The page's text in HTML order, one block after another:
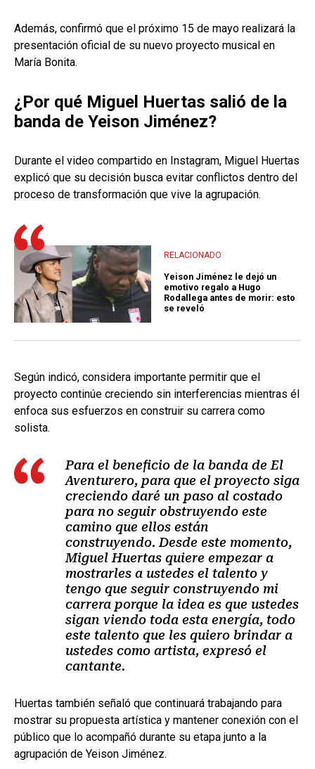
Además, confirmó que el próximo 15 de mayo realizará la
presentación oficial de su nuevo proyecto musical en
María Bonita.
¿Por qué Miguel Huertas salió de la
banda de Yeison Jiménez?
Durante el video compartido en Instagram, Miguel Huertas
explicó que su decisión busca evitar conflictos dentro del
proceso de transformación que vive la agrupación.
RELACIONADO
Yeison Jiménez le dejó un
emotivo regalo a Hugo
Rodallega antes de morir: esto
se reveló
Según indicó, considera importante permitir que el
proyecto continúe creciendo sin interferencias mientras él
enfoca sus esfuerzos en construir su carrera como
solista.
Para el beneficio de la banda de El
Aventurero, para que el proyecto siga
creciendo daré un paso al costado
para no seguir obstruyendo este
camino que ellos están
construyendo. Desde este momento,
Miguel Huertas quiere empezar a
mostrarles a ustedes el talento y
tengo que seguir construyendo mi
carrera porque la idea es que ustedes
sigan viendo toda esta energía, todo
este talento que les quiero brindar a
ustedes como artista, expresó el
cantante.
Huertas también señaló que continuará trabajando para
mostrar su propuesta artística y mantener conexión con el
público que lo acompañó durante su etapa junto a la
agrupación de Yeison Jiménez.